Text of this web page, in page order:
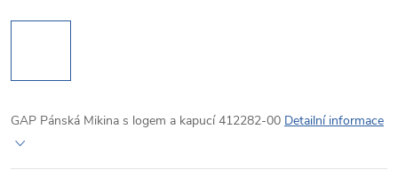
GAP Pánská Mikina s logem a kapucí 412282-00 Detailní informace